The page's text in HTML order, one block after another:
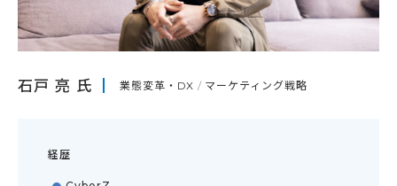
石戸 亮 氏 業態変革・DX マーケティング戦略
経歴